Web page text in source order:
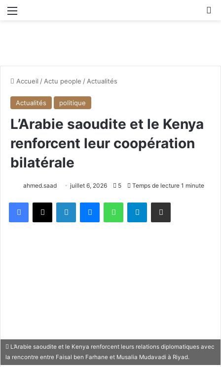
Accueil /Actu people /Actualités
Actualités politique
L’Arabie saoudite et le Kenya
renforcent leur coopération
bilatérale
ahmed.saad juillet 6, 2026 5 Temps de lecture 1 minute
Telegram
L’Arabie saoudite et le Kenya renforcent leurs relations diplomatiques avec
la rencontre entre Faisal ben Farhane et Musalia Mudavadi à Riyad.